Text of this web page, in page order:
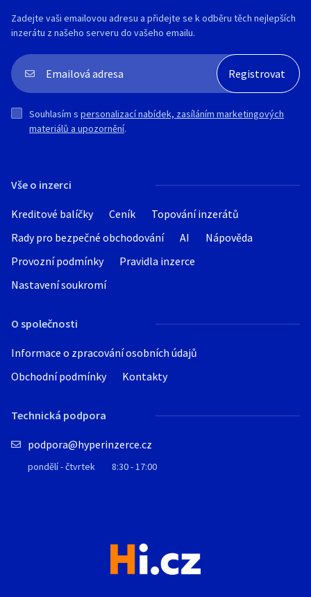
Vše o inzerci
Kreditové balíčky Ceník
Topování inzerátů
Rady pro bezpečné obchodování
AI
Nápověda
Provozní podmínky
Pravidla inzerce
Nastavení soukromí
O společnosti
Informace o zpracování osobních údajů
Obchodní podmínky
Kontakty
Technická podpora
podpora@hyperinzerce.cz
pondělí - čtvrtek 8:30 - 17:00
Zadejte vaši emailovou adresu a přidejte se k odběru těch nejlepších
inzerátu z našeho serveru do vašeho emailu.
Souhlasím s personalizací nabídek, zasíláním marketingových
materiálů a upozornění.